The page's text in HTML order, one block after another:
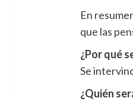
En
que las
¿Por qué
Se
¿Quién